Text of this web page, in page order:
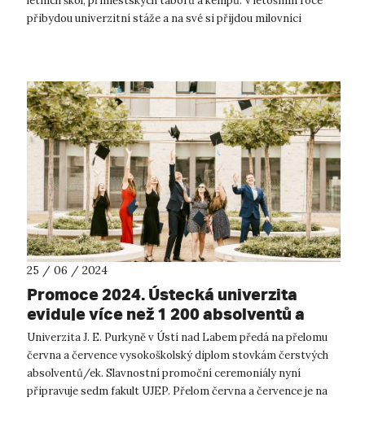
přibydou univerzitní stáže a na své si přijdou milovníci
25 / 06 / 2024
Promoce 2024. Ústecká univerzita
eviduje více než 1 200 absolventů a
absolventek.
Univerzita J. E. Purkyně v Ústí nad Labem předá na přelomu
června a července vysokoškolský diplom stovkám čerstvých
absolventů/ek. Slavnostní promoční ceremoniály nyní
připravuje sedm fakult UJEP. Přelom června a července je na